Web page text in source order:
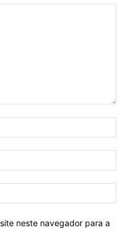
neste navegador para a